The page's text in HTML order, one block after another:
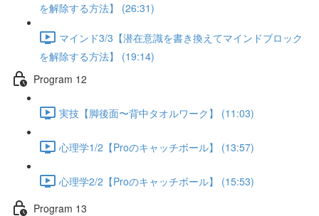
を解除する方法】 (26:31)
マインド3/3【潜在意識を書き換えてマインドブロック
を解除する方法】 (19:14)
Program 12
実技【脚後面〜背中タオルワーク】 (11:03)
心理学1/2【Proのキャッチボール】 (13:57)
心理学2/2【Proのキャッチボール】 (15:53)
Program 13